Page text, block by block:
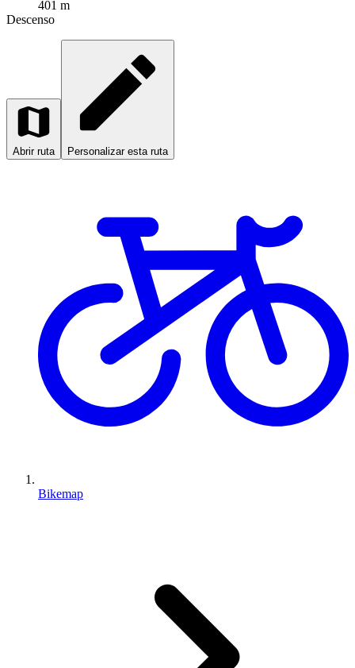
401 m
Descenso
Abrir ruta Personalizar esta ruta
Bikemap